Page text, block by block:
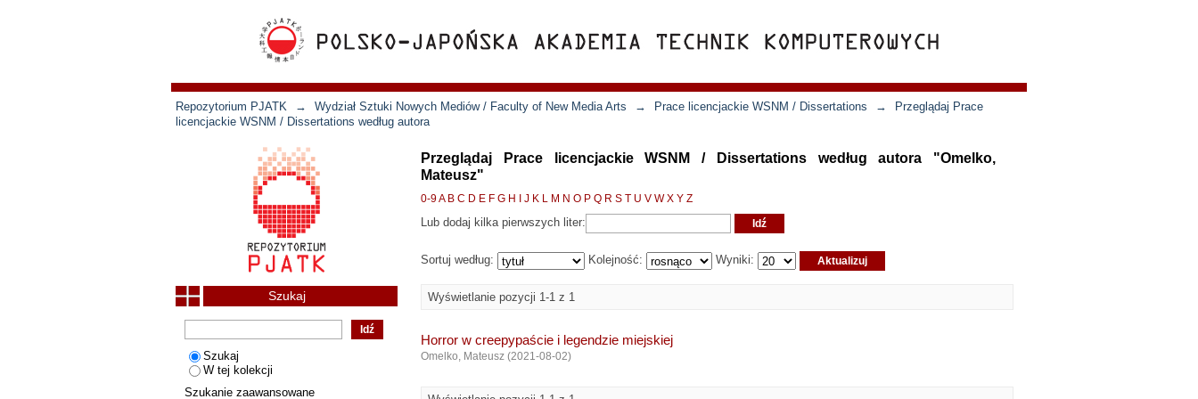
Repozytorium PJATK → Wydział Sztuki Nowych Mediów / Faculty of New Media Arts → Prace licencjackie WSNM / Dissertations →
Przeglądaj Prace
licencjackie WSNM / Dissertations według autora
Przeglądaj Prace licencjackie WSNM / Dissertations według autora "Omelko,
Mateusz"
0-9A B C D E F G H J K L M N O P Q R S T U V W X Y Z
Lub dodaj kilka pierwszych liter:
Sortuj według: Kolejność: Wyniki:
Wyświetlanie pozycji 1-1 z 1
Horror w creepypaście i legendzie miejskiej
Omelko, Mateusz (2021-08-02)
Szukaj
Szukaj
W tej kolekcji
Szukanie zaawansowane